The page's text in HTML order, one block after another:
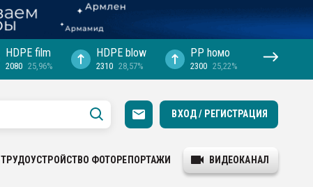
HDPE film
2080 25,96%
HDPE blow
2310 28,57%
PP hомо
2300 25,22%
ВХОД / РЕГИСТРАЦИЯ
ТРУДОУСТРОЙСТВО ФОТОРЕПОРТАЖИ ВИДЕОКАНАЛ